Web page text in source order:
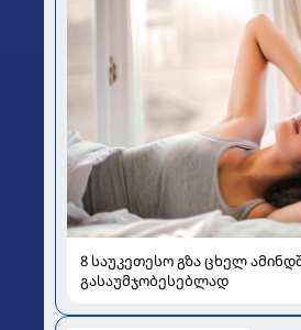
8 საუკეთესო გზა ცხელ
გასაუმჯობესებლად